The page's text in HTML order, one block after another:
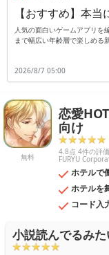
【おすすめ】本
人気の面白いゲームアプリを
まで幅広い年齢層で楽しめる
2026/8/7 05:00
無料
恋愛
向け
4.8点 4件の評価
FURYU
ホテルで
ホテルを
コード入
小説読んでるみ